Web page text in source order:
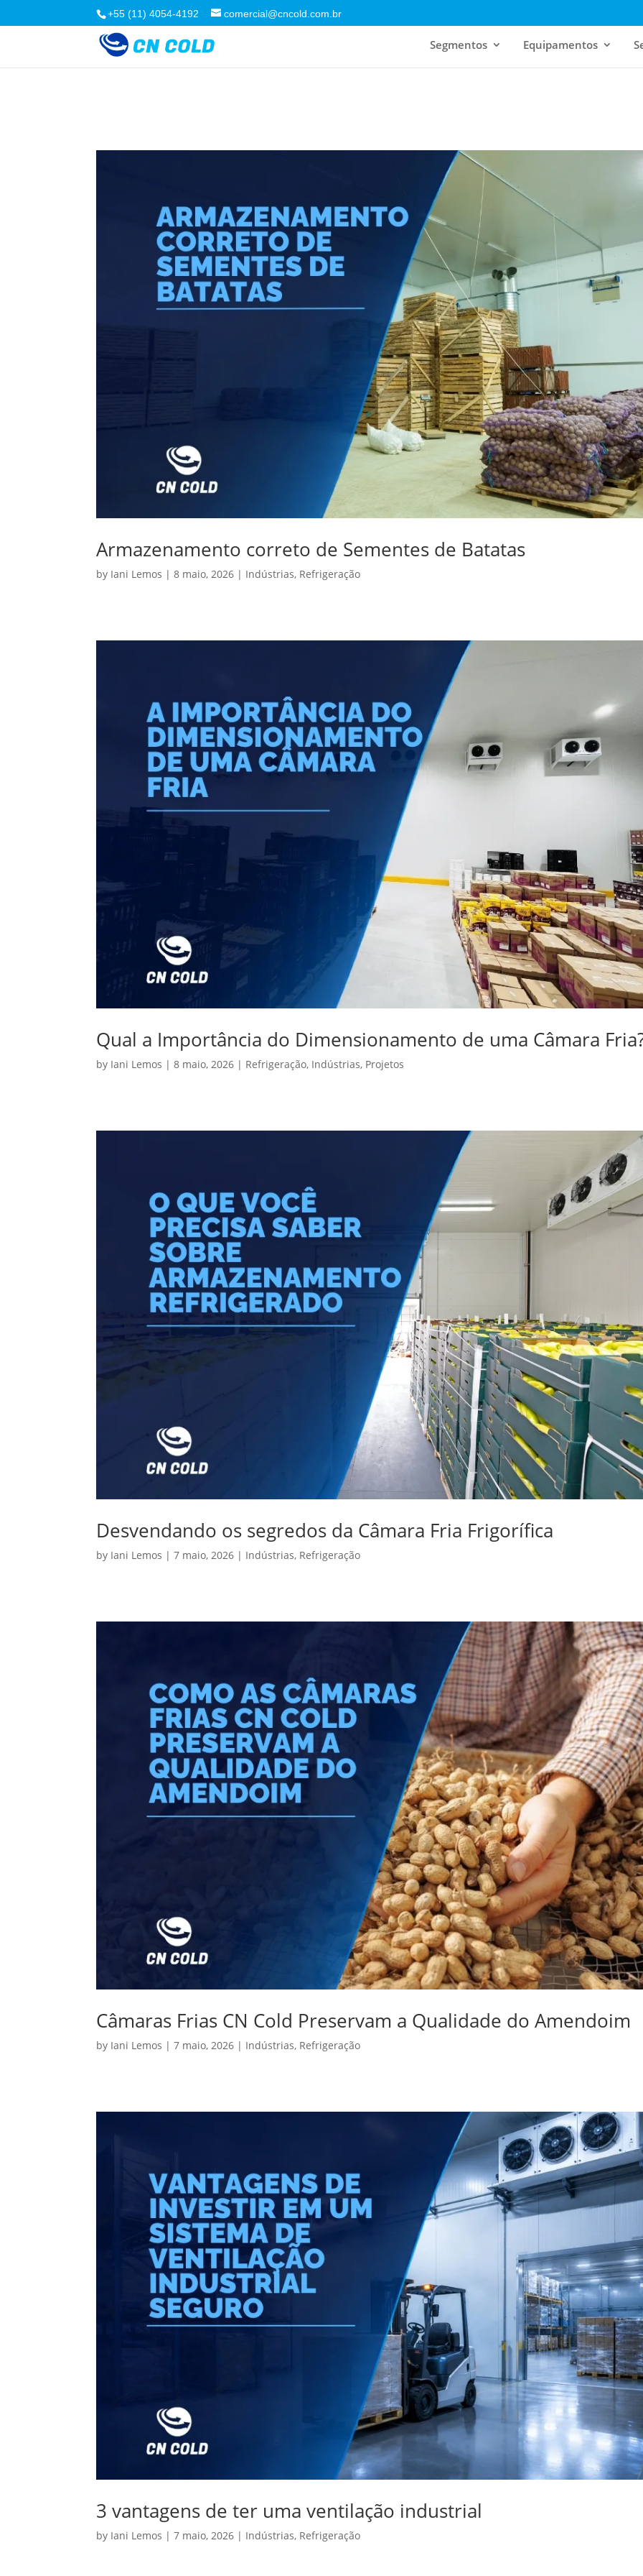
+55 (11) 4054-4192 comercial@cncold.com.br
Segmentos Equipamentos
Armazenamento correto de Sementes de Batatas
by Iani Lemos |8 maio, 2026 | Indústrias, Refrigeração
Qual a Importância do Dimensionamento de uma Câmara
by Iani Lemos |8 maio, 2026 | Refrigeração, Indústrias, Projetos
Desvendando os segredos da Câmara Fria Frigorífica
by Iani Lemos |7 maio, 2026 | Indústrias, Refrigeração
Câmaras Frias CN Cold Preservam a Qualidade do Amendoim
by Iani Lemos |7 maio, 2026 | Indústrias, Refrigeração
3 vantagens de ter uma ventilação industrial
by Iani Lemos |7 maio, 2026 | Indústrias, Refrigeração